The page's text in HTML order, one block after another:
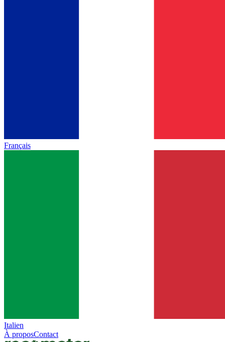
Français
Italien
À proposContact